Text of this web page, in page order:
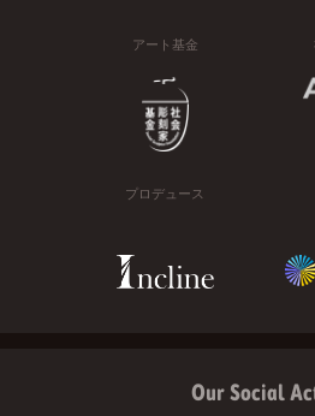
アート基金
プロデュース
Our Social